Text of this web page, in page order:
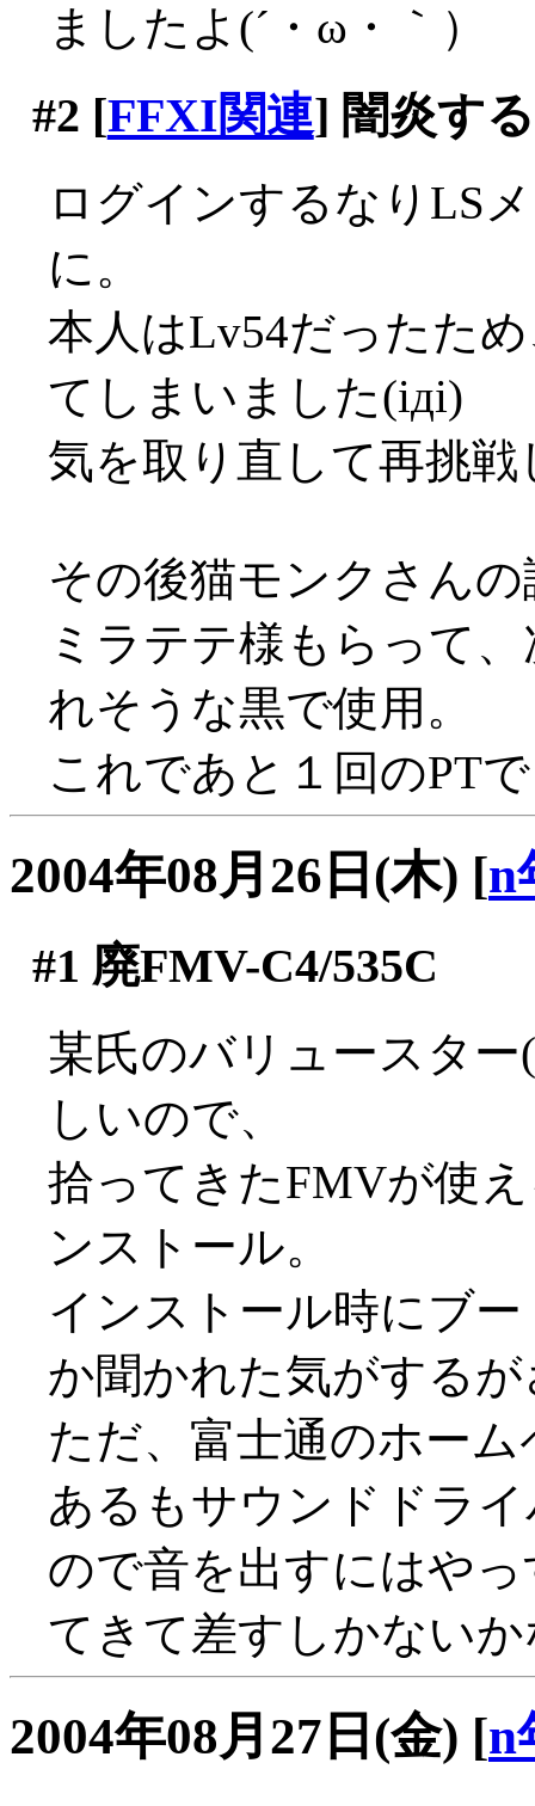
ましたよ(´・ω・｀）
#2 [FFXI関連] 闇炎す
ログインするなりLS
に。
本人はLv54だったた
てしまいました(iдi)
気を取り直して再挑
その後猫モンクさん
ミラテテ様もらって
れそうな黒で使用。
これであと１回のPT
2004年08月26日(木) [n
#1 廃FMV-C4/535C
某氏のバリュースタ
しいので、
拾ってきたFMVが使
ンストール。
インストール時にブ
か聞かれた気がする
ただ、富士通のホー
あるもサウンドドラ
ので音を出すにはや
てきて差すしかない
2004年08月27日(金) [n